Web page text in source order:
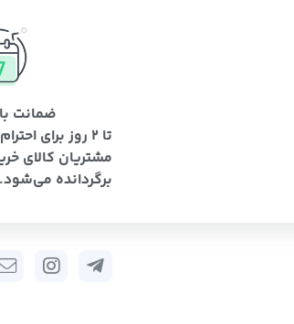
ضمانت
تا 2 روز برای
مشتریان کالای
برگردانده می‌شود.